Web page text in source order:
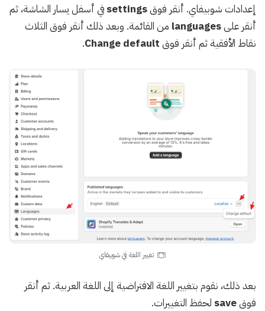
إعدادات شوبيفاي. أنقر فوقsettingsفي أسفل يسار الشاشة، ثم
أنقر علىlanguages من القائمة. وبعد ذلك أنقر فوق الثلاث
نقاط الأفقية ثم أنقر فوق
.
تغيير اللغة في شوبيفاي
بعد ذلك، نقوم بتغيير اللغة الافتراضية إلى اللغة العربية. ثم أنقر
فوقsave لحفظ التغييرات.